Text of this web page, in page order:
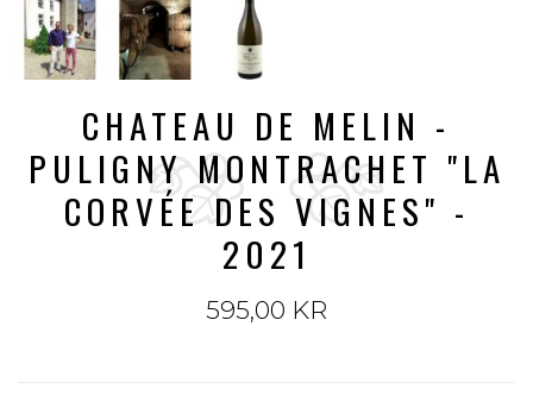
CHATEAU DE MELIN -
PULIGNY MONTRACHET "LA
CORVÉE DES VIGNES" -
2021
595,00 KR